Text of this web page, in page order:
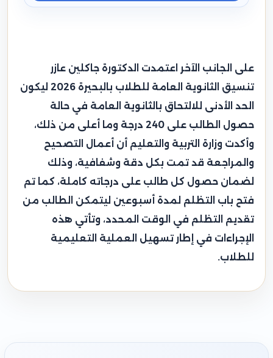
على الجانب الآخر اعتمدت الدكتورة جاكلين عازر
تنسيق الثانوية العامة للطلاب بالبحيرة 2026 ليكون
الحد الأدنى للالتحاق بالثانوية العامة في حالة
حصول الطالب على 240 درجة وما أعلى من ذلك،
وأكدت وزارة التربية والتعليم أن أعمال التصحيح
والمراجعة قد تمت بكل دقة وشفافية، وذلك
لضمان حصول كل طالب على درجاته كاملة، كما تم
فتح باب التظلم لمدة أسبوعين ليتمكن الطالب من
تقديم التظلم في الوقت المحدد، وتأتي هذه
الإجراءات في إطار تسهيل العملية التعليمية
للطلاب.